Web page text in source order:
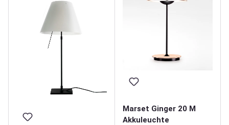
Marset Ginger 20 M
Akkuleuchte